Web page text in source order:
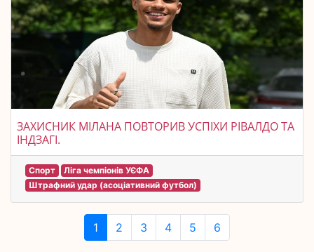
ЗАХИСНИК МІЛАНА ПОВТОРИВ УСПІХИ РІВАЛДО ТА
ІНДЗАГІ.
Спорт
Ліга чемпіонів УЄФА
Штрафний удар (асоціативний футбол)
1 2 3 4 5 6